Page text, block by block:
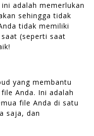
adalah memerlukan
sehingga tidak
tidak memiliki
(seperti saat
yang membantu
Anda. Ini adalah
file Anda di satu
saja, dan